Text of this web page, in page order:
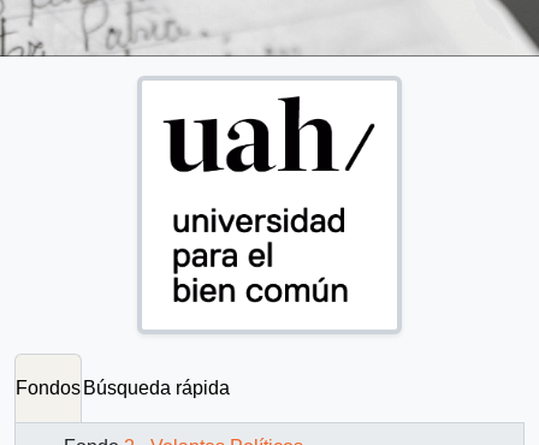
Fondos Búsqueda rápida